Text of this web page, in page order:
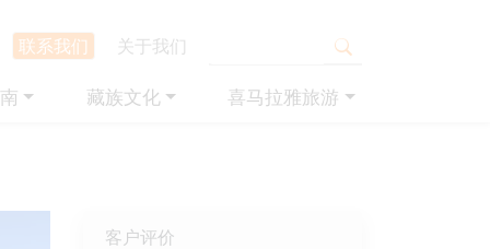
联系我们 关于我们
藏族文化 喜马拉雅旅游
客户评价